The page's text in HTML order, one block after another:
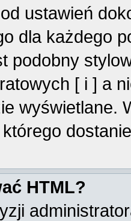
ustawień
dla każdego
podobny
[ i ] a
wyświetlane.
HTML?